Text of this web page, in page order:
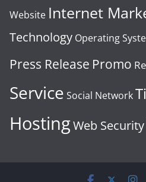
Website Internet
Technology Operating
Press Release Promo
Service Social Network
HostingWeb Security